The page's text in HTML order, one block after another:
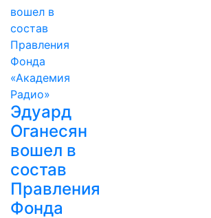
Эдуард
Оганесян
вошел в
состав
Правления
Фонда